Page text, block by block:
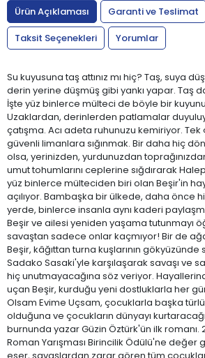
Ürün Açıklaması
Garanti ve Teslimat
Taksit Seçenekleri
Yorumlar
Su kuyusuna taş attınız mı hiç? Taş, suya
derin yerine düşmüş gibi yankı yapar. Taş
İşte yüz binlerce mülteci de böyle bir
Uzaklardan, derinlerden patlamalar
çatışma. Acı adeta ruhunuzu kemiriyor.
güvenli limanlara sığınmak. Bir daha hiç
olsa, yerinizden, yurdunuzdan
umut tohumlarını ceplerine sığdırarak
yüz binlerce mülteciden biri olan Beşir'in
açılıyor. Bambaşka bir ülkede, daha önce
yerde, binlerce insanla aynı kaderi
Beşir ve ailesi yeniden yaşama tutunmayı
savaştan sadece onlar kaçmıyor! Bir de
Beşir, kâğıttan turna kuşlarının
Sadako Sasaki'yle karşılaşarak savaşı ve
hiç unutmayacağına söz veriyor.
uçan Beşir, kurduğu yeni dostluklarla her
Olsam Evime Uçsam, çocuklarla başka
olduğuna ve çocukların dünyayı
burnunda yazar Güzin Öztürk'ün ilk romanı.
Roman Yarışması Birincilik Ödülü'ne değer